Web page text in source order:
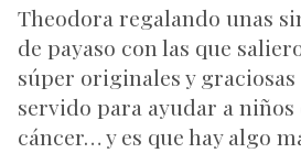
Theodora regalando unas
de payaso con las que
súper originales y graciosas
servido para ayudar a
cáncer… y es que hay algo